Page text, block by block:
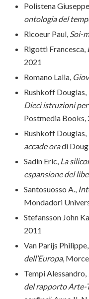
Polistena
ontologia del
Ricoeur Paul, Soi-
Rigotti Francesca,
2021
Romano Lalla,
Rushkoff Douglas,
Dieci istruzioni
Postmedia Books,
Rushkoff Douglas,
accade oradi
Sadin Eric, La
espansione del
Santosuosso A.,
Mondadori
Stefansson John
2011
Van Parijs Philippe,
dell’Europa,
Tempi Alessandro,
del rapporto Arte-